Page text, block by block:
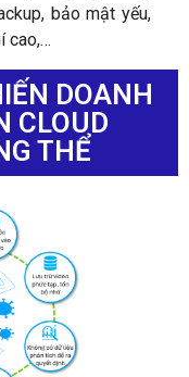
bảo mật yếu,
cao,…
DOANH
CLOUD
THỂ